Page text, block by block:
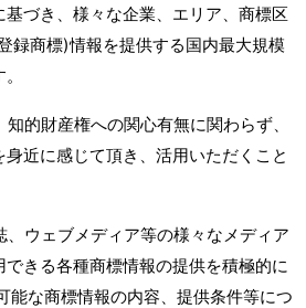
づき、様々な企業、エリア、商標区
録商標)情報を提供する国内最大規模
的財産権への関心有無に関わらず、
近に感じて頂き、活用いただくこと
、ウェブメディア等の様々なメディア
きる各種商標情報の提供を積極的に
能な商標情報の内容、提供条件等につ